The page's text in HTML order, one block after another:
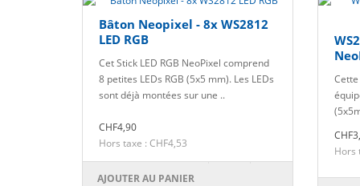
Bâton Neopixel - 8x WS2812
LED RGB
Cet Stick LED RGB NeoPixel comprend
8 petites LEDs RGB (5x5 mm). Les LEDs
sont déjà montées sur une ..
CHF4,90
Hors taxe : CHF4,53
AJOUTER AU PANIER
Cette
Hors